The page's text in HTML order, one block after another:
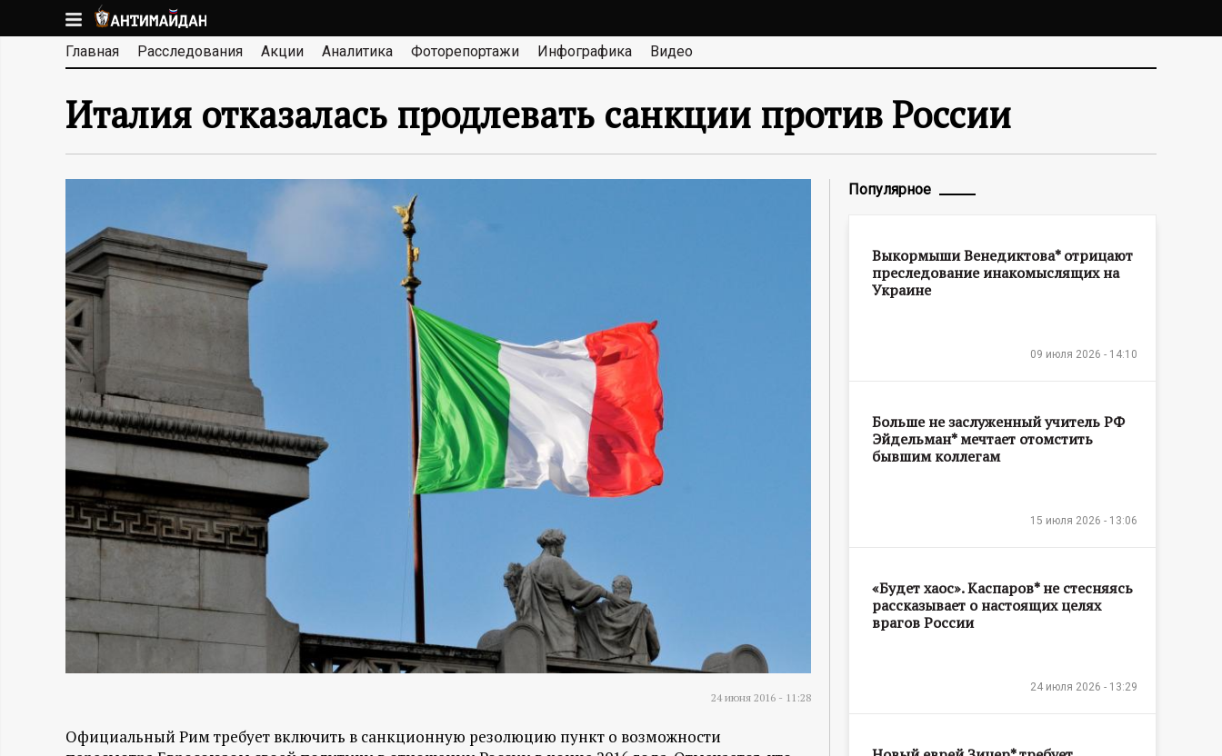
к
основномуА
Н
И
М
А
Й
Д
А
Н
-
и
ф
о
Главная Расследования Акции Аналитика Фоторепортажи Инфографика Видео
Италия отказалась продлевать санкции против России
24 июня 2016 - 11:28
Официальный Рим требует включить в санкционную резолюцию пункт о возможности
Популярное
Выкормыши Венедиктова* отрицают
преследование инакомыслящих на
Украине
09 июля 2026 - 14:10
Больше не заслуженный учитель РФ
Эйдельман* мечтает отомстить
бывшим коллегам
15 июля 2026 - 13:06
«Будет хаос». Каспаров* не стесняясь
рассказывает о настоящих целях
врагов России
24 июля 2026 - 13:29